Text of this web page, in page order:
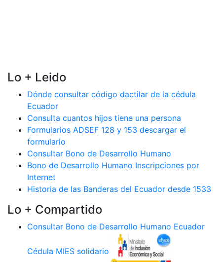
Lo + Leido
Dónde consultar código dactilar de la cédula
Ecuador
Consulta cuantos hijos tiene una persona
Formularios ADSEF 128 y 153 descargar el
formulario
Consultar Bono de Desarrollo Humano
Bono de Desarrollo Humano Inscripciones por
Internet
Historia de las Banderas del Ecuador desde 1533
Lo + Compartido
Consultar Bono de Desarrollo Humano Ecuador
Cédula MIES solidario